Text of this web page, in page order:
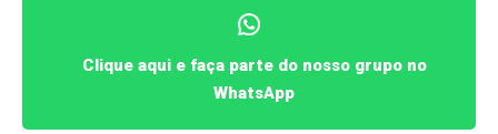
Clique aqui e faça parte do nosso grupo no
WhatsApp